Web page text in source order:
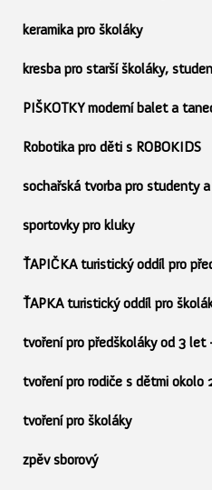
keramika pro školáky
kresba pro starší školáky,
PIŠKOTKY moderní balet a
Robotika pro děti s ROBOKIDS
sochařská tvorba pro studenty
sportovky pro kluky
ŤAPIČKA turistický oddíl pro
ŤAPKA turistický oddíl pro
tvoření pro předškoláky od 3 let
tvoření pro rodiče s dětmi okolo
tvoření pro školáky
zpěv sborový